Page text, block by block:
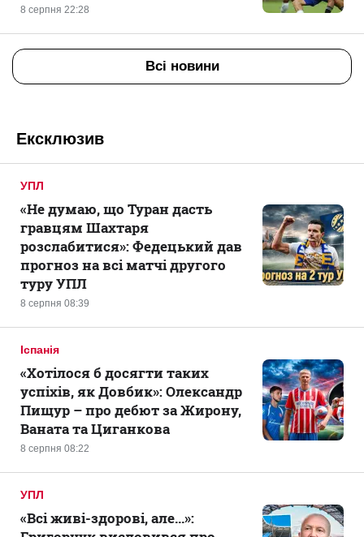
8 серпня 22:28
Всі новини
Ексклюзив
УПЛ
8 серпня 08:39
«Не думаю, що Туран дасть
гравцям Шахтаря
розслабитися»: Федецький дав
прогноз на всі матчі другого
туру УПЛ
Іспанія
8 серпня 08:22
«Хотілося б досягти таких
успіхів, як Довбик»: Олександр
Пищур – про дебют за Жирону,
Ваната та Циганкова
УПЛ
«Всі живі-здорові, але...»: